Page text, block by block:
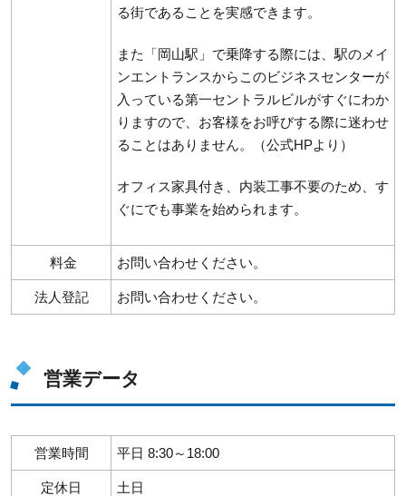
る街であることを実感できます。
また「岡山駅」で乗降する際には、駅のメイ
ンエントランスからこのビジネスセンターが
入っている第一セントラルビルがすぐにわか
りますので、お客様をお呼びする際に迷わせ
ることはありません。（公式HPより）
オフィス家具付き、内装工事不要のため、す
ぐにでも事業を始められます。
料金 お問い合わせください。
法人登記 お問い合わせください。
営業データ
営業時間 平日 8:30～18:00
定休日 土日